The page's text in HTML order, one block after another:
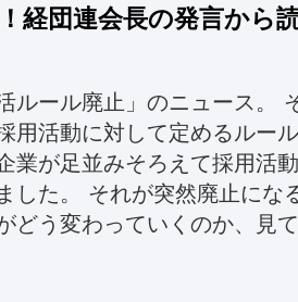
経団連会長の発言から
ルール廃止」のニュース。
用活動に対して定めるルー
業が足並みそろえて採用活
した。 それが突然廃止にな
どう変わっていくのか、見て